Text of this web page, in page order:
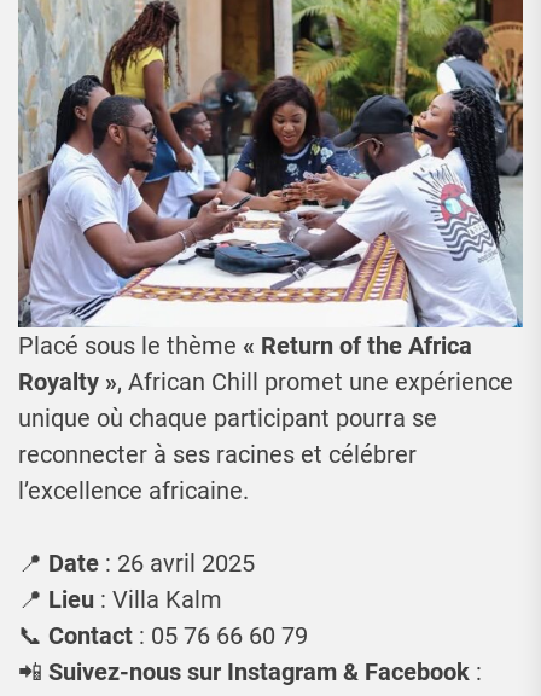
Placé sous le thème « Return of the Africa
Royalty », African Chill promet une expérience
unique où chaque participant pourra se
reconnecter à ses racines et célébrer
l’excellence africaine.
📍 Date : 26 avril 2025
📍 Lieu : Villa Kalm
📞 Contact : 05 76 66 60 79
📲 Suivez-nous sur Instagram & Facebook :